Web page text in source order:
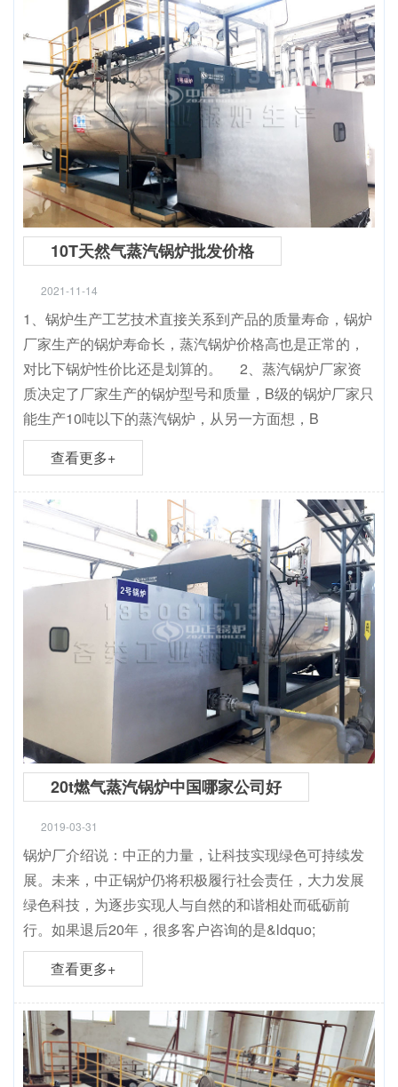
10T天然气蒸汽锅炉批发价格
2021-11-14
1、锅炉生产工艺技术直接关系到产品的质量寿命，锅炉
厂家生产的锅炉寿命长，蒸汽锅炉价格高也是正常的，
对比下锅炉性价比还是划算的。 2、蒸汽锅炉厂家资
质决定了厂家生产的锅炉型号和质量，B级的锅炉厂家只
能生产10吨以下的蒸汽锅炉，从另一方面想，B
查看更多+
20t燃气蒸汽锅炉中国哪家公司好
2019-03-31
锅炉厂介绍说：中正的力量，让科技实现绿色可持续发
展。未来，中正锅炉仍将积极履行社会责任，大力发展
绿色科技，为逐步实现人与自然的和谐相处而砥砺前
行。如果退后20年，很多客户咨询的是&ldquo;
查看更多+